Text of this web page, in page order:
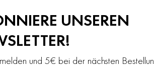
UNSEREN
und 5€ bei der nächsten